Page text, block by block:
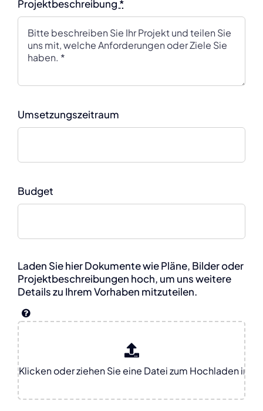
Projektbeschreibung *
Umsetzungszeitraum
Budget
Laden Sie hier Dokumente wie Pläne, Bilder oder
Projektbeschreibungen hoch, um uns weitere
Details zu Ihrem Vorhaben mitzuteilen.